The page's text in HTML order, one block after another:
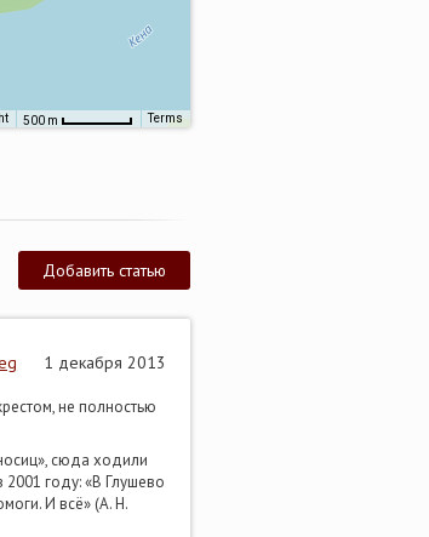
500 m Terms
Добавить статью
1 декабря 2013
не полностью
сюда ходили
году: «В Глушево
И всё» (А. Н.